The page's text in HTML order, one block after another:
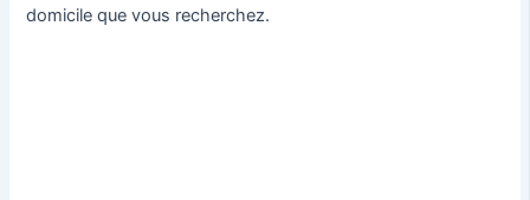
domicile que vous recherchez.